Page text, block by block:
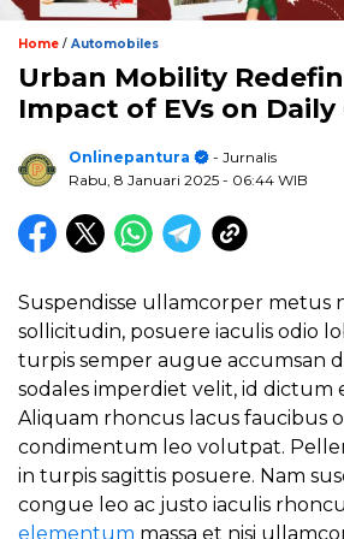
Home / Automobiles
Urban Mobility
Impact of EVs on
Onlinepantura
- Jurnalis
Rabu, 8 Januari 2025 - 06:44 WIB
Suspendisse ullamcorper metus
sollicitudin, posuere iaculis odio
turpis semper augue accumsan
sodales imperdiet velit, id dictum
Aliquam rhoncus lacus faucibus
condimentum leo volutpat.
in turpis sagittis posuere. Nam
congue leo ac justo iaculis
elementum massa et nisi